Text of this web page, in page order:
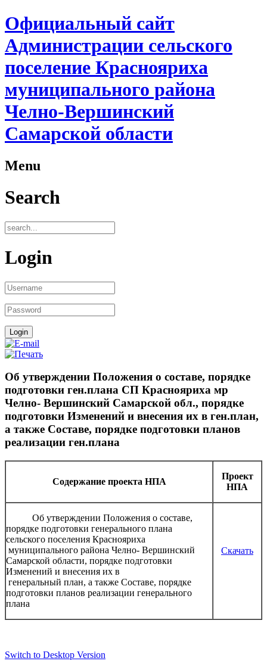
Официальный сайт
Администрации сельского
поселение Краснояриха
муниципального района
Челно-Вершинский
Самарской области
Menu
Search
Login
Об утверждении Положения о составе, порядке
подготовки ген.плана СП Краснояриха мр
Челно- Вершинский Самарской обл., порядке
подготовки Изменений и внесения их в ген.план,
а также Составе, порядке подготовки планов
реализации ген.плана
Содержание проекта НПА
Проект
НПА
Об утверждении Положения о составе,
порядке подготовки генерального плана
сельского поселения Краснояриха
муниципального района Челно- Вершинский
Самарской области, порядке подготовки
Изменений и внесения их в
генеральный план, а также Составе, порядке
подготовки планов реализации генерального
плана
Скачать
Switch to Desktop Version